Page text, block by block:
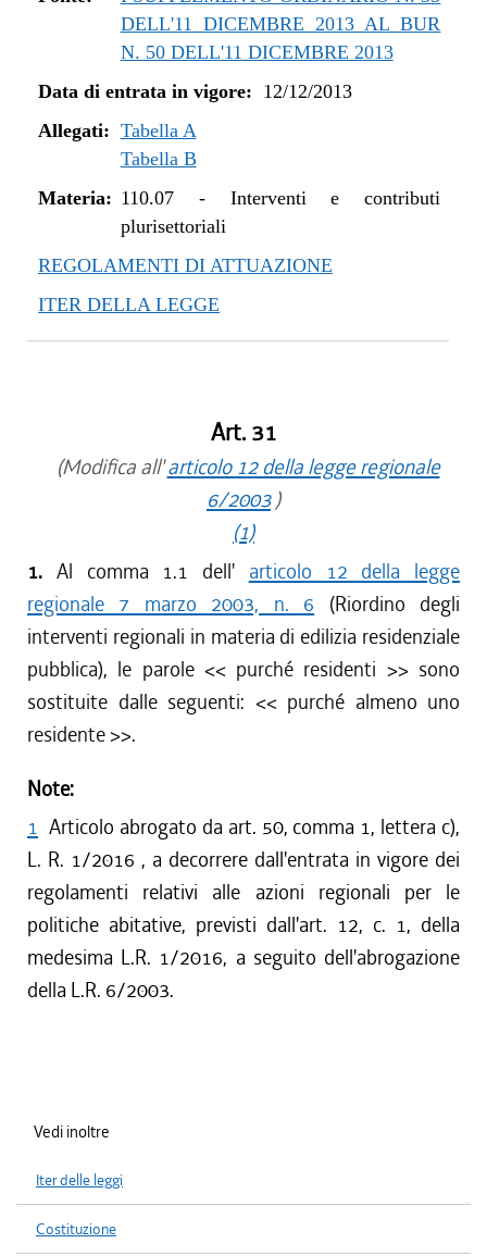
dal 26/02/2015 al 20/05/2015
dal 07/01/2015 al 25/02/2015
dal 06/11/2014 al 19/11/2014
dal 22/05/2014 al 05/11/2014
dal 11/04/2014 al 21/05/2014
dal 28/03/2014 al 10/04/2014
dal 12/12/2013 al 27/03/2014
DELL'11 DICEMBRE 2013 AL BUR
N. 50 DELL'11 DICEMBRE 2013
Data di entrata in vigore: 12/12/2013
Allegati: Tabella A
Tabella B
Materia: 110.07- Interventi e contributi
plurisettoriali
REGOLAMENTI DI ATTUAZIONE
ITER DELLA LEGGE
Art. 31
(Modifica all'articolo 12 della legge regionale
6/2003)
(1)
1. Al comma 1.1 dell' articolo 12 della legge
regionale 7 marzo 2003, n. 6 (Riordino degli
interventi regionali in materia di edilizia residenziale
pubblica), le parole << purché residenti >> sono
sostituite dalle seguenti: << purché almeno uno
residente>>.
Note:
1 Articolo abrogato da art. 50, comma 1, lettera c),
L. R. 1/2016 , a decorrere dall'entrata in vigore dei
regolamenti relativi alle azioni regionali per le
politiche abitative, previsti dall'art. 12, c. 1, della
medesima L.R. 1/2016, a seguito dell'abrogazione
della L.R. 6/2003.
Vedi inoltre
Iter delle leggi
Costituzione